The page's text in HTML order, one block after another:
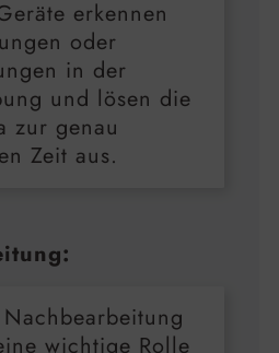
erkennen
oder
in der
und lösen die
zur genau
Zeit aus.
wichtige Rolle